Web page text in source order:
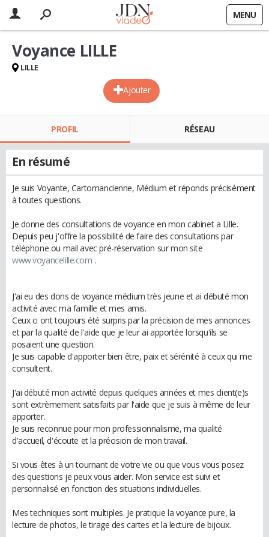
MENU
Ajouter
Voyance LILLE
LILLE
PROFIL RÉSEAU
En résumé
Je suis Voyante, Cartomancienne, Médium et réponds précisément
à toutes questions.
Je donne des consultations de voyance en mon cabinet a Lille.
Depuis peu j'offre la possibilité de faire des consultations par
téléphone ou mail avec pré-réservation sur mon site
www.voyancelille.com .
J'ai eu des dons de voyance médium très jeune et ai débuté mon
activité avec ma famille et mes amis.
Ceux ci ont toujours été surpris par la précision de mes annonces
et par la qualité de l'aide que je leur ai apportée lorsqu'ils se
posaient une question.
Je suis capable d'apporter bien être, paix et sérénité à ceux qui me
consultent.
J'ai débuté mon activité depuis quelques années et mes client(e)s
sont extrèmement satisfaits par l'aide que je suis à même de leur
apporter.
Je suis reconnue pour mon professionnalisme, ma qualité
d'accueil, d'écoute et la précision de mon travail.
Si vous êtes à un tournant de votre vie ou que vous vous posez
des questions je peux vous aider. Mon service est suivi et
personnalisé en fonction des situations individuelles.
Mes techniques sont multiples. Je pratique la voyance pure, la
lecture de photos, le tirage des cartes et la lecture de bijoux.